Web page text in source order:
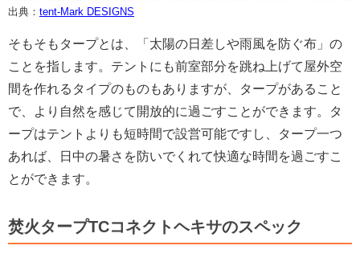
出典： tent-Mark DESIGNS
そもそもタープとは、「太陽の日差しや雨風を防ぐ布」の
ことを指します。テントにも前室部分を跳ね上げて屋外空
間を作れるタイプのものもありますが、タープがあること
で、より自然を感じて開放的に過ごすことができます。タ
ープはテントよりも短時間で設営可能ですし、タープ一つ
あれば、日中の暑さを防いでくれて快適な時間を過ごすこ
とができます。
焚火タープTCコネクトヘキサのスペック